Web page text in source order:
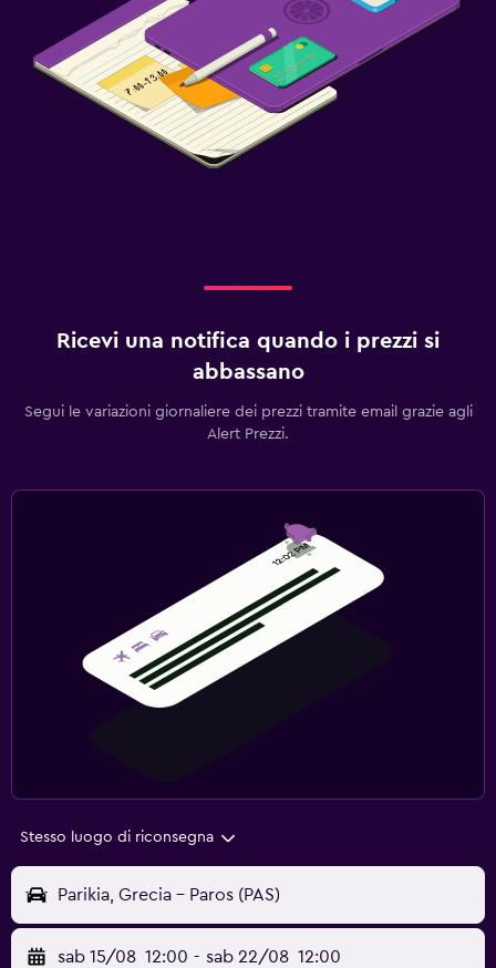
Ricevi una notifica quando i prezzi si
abbassano
Segui le variazioni giornaliere dei prezzi tramite email grazie agli
Alert Prezzi.
Stesso luogo di riconsegna
Parikia, Grecia - Paros (PAS)
sab 15/08 12:00 - sab 22/08 12:00